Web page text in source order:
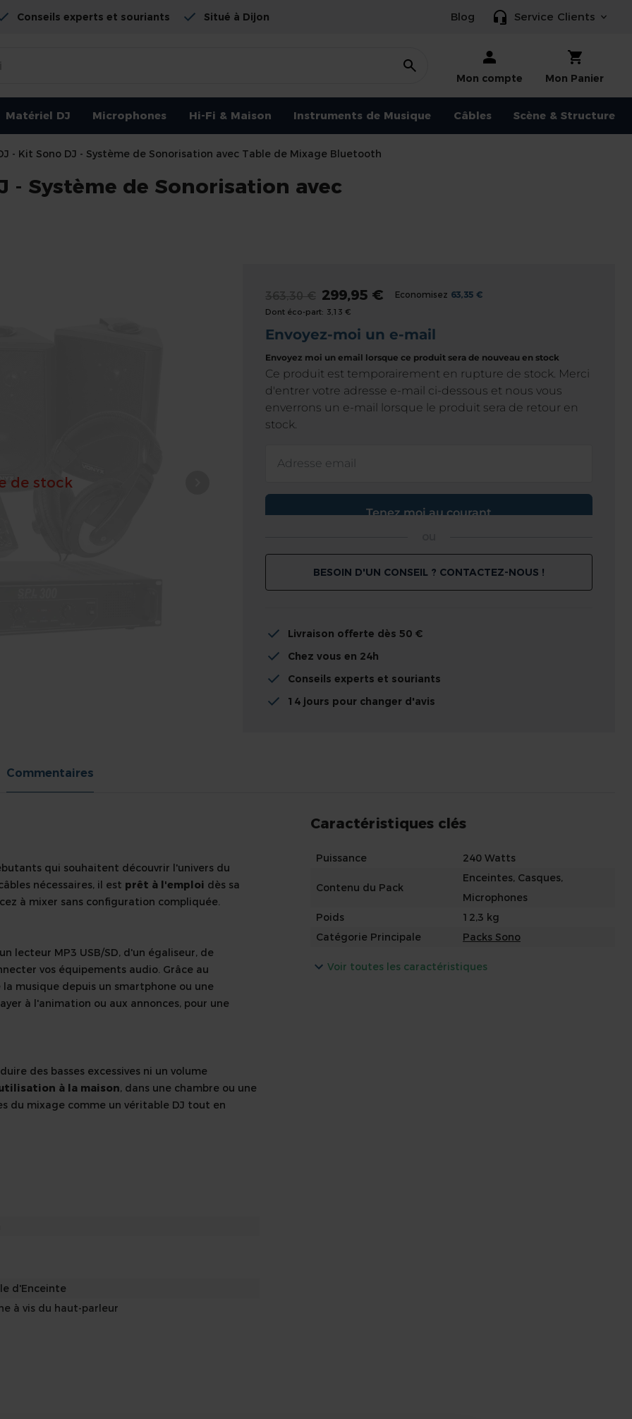
Conseils experts et souriants Situé à Dijon Blog Service Clients
Mon compte Mon Panier
Matériel DJ Microphones Hi-Fi & Maison Instruments de Musique Câbles Scène & Structure
- Kit Sono DJ - Système de Sonorisation avec Table de Mixage Bluetooth
- Système de Sonorisation avec
299,95 €
363,30 € Economisez 63,35 €
Dont éco-part: 3,13 €
BESOIN D'UN CONSEIL ? CONTACTEZ-NOUS !
Livraison offerte dès 50 €
Chez vous en 24h
Conseils experts et souriants
14 jours pour changer d'avis
de stock
Commentaires
qui souhaitent découvrir l'univers du
nécessaires, il est prêt à l'emploi dès sa
à mixer sans configuration compliquée.
lecteur MP3 USB/SD, d'un égaliseur, de
vos équipements audio. Grâce au
musique depuis un smartphone ou une
à l'animation ou aux annonces, pour une
des basses excessives ni un volume
à la maison, dans une chambre ou une
du mixage comme un véritable DJ tout en
d'Enceinte
à vis du haut-parleur
Caractéristiques clés
Puissance 240 Watts
Contenu du Pack
Enceintes, Casques,
Microphones
Poids
12,3 kg
Catégorie Principale
Packs Sono
Voir toutes les caractéristiques